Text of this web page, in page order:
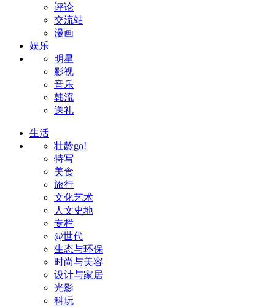
评论
交流站
漫画
娱乐
明星
影视
音乐
韩流
送礼
生活
壮龄go!
特写
美食
旅行
文化艺术
人文史地
专栏
@世代
生态与环保
时尚与美容
设计与家居
光影
科玩